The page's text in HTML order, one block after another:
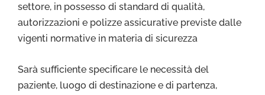
settore, in possesso di standard di qualità,
autorizzazioni e polizze assicurative previste dalle
vigenti normative in materia di sicurezza
Sarà sufficiente specificare le necessità del
paziente, luogo di destinazione e di partenza,